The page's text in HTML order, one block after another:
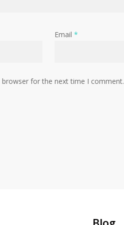
Email *
for the next time I comment.